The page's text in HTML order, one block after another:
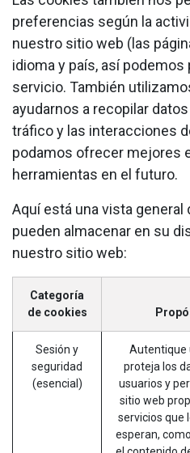
preferencias según la
nuestro sitio web (las
idioma y país, así
servicio. También
ayudarnos a recopilar
tráfico y las interacciones
podamos ofrecer mejores
herramientas en el futuro.
Aquí está una vista
pueden almacenar en su
nuestro sitio web:
Categoría
de cookies
Sesión y
seguridad
(esencial)
Autentique
proteja los
usuarios y
sitio web
servicios que
esperan,